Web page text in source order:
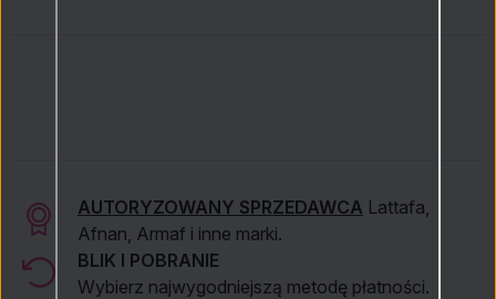
AUTORYZOWANY SPRZEDAWCA Lattafa,
Afnan, Armaf i inne marki.
BLIK I POBRANIE
Wybierz najwygodniejszą metodę płatności.